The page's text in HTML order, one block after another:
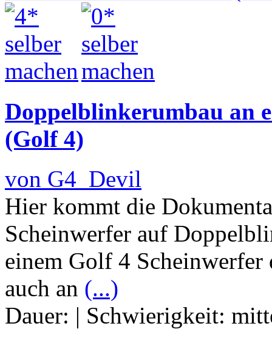
Doppelblinkerumbau an
(Golf 4)
von G4_Devil
Hier kommt die
Scheinwerfer auf
einem Golf 4
auch an (...)
Dauer: | Schwierigkeit: